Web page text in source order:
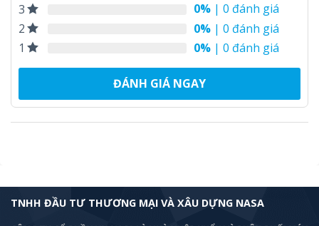
3
0% | 0 đánh giá
2
0% | 0 đánh giá
1
0% | 0 đánh giá
ĐÁNH GIÁ NGAY
TNHH ĐẦU TƯ THƯƠNG MẠI VÀ XÂU DỰNG NASA